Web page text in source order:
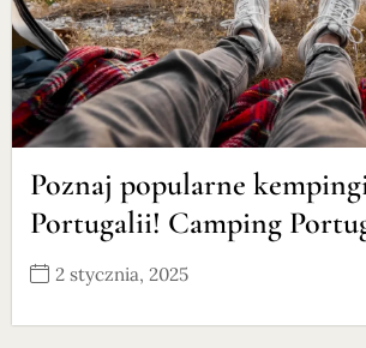
Poznaj popularne
Portugalii! Camping
2 stycznia, 2025